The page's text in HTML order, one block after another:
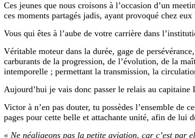
Ces jeunes que nous croisons à l’occasion d’un
ces moments partagés jadis, ayant provoqué chez
Vous qui êtes à l’aube de votre carrière dans
Véritable moteur dans la durée, gage de
carburants de la progression, de l’évolution, de la
intemporelle ; permettant la transmission, la
Aujourd’hui je vais donc passer le relais au capitaine
Victor à n’en pas douter, tu possèdes l’ensemble de
pages pour cette belle et attachante unité, afin de lui
« Ne négligeons pas la petite aviation, car c’est par